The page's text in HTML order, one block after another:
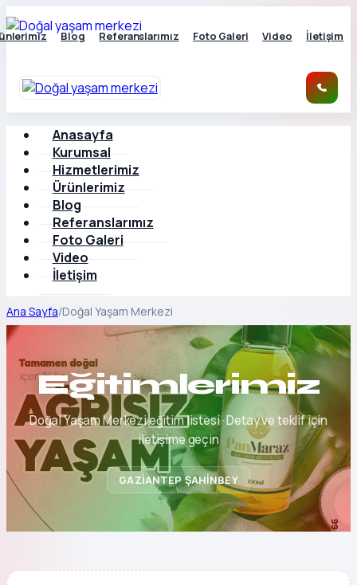
Blog Referanslarımız Foto Galeri Video İletişim
Anasayfa
Kurumsal
Hizmetlerimiz
Ürünlerimiz
Blog
Referanslarımız
Foto Galeri
Video
İletişim
Ana Sayfa/Doğal Yaşam Merkezi
Eğitimlerimiz
Doğal Yaşam Merkezi eğitim listesi · Detay ve teklif için
iletişime geçin
GAZİANTEP ŞAHİNBEY